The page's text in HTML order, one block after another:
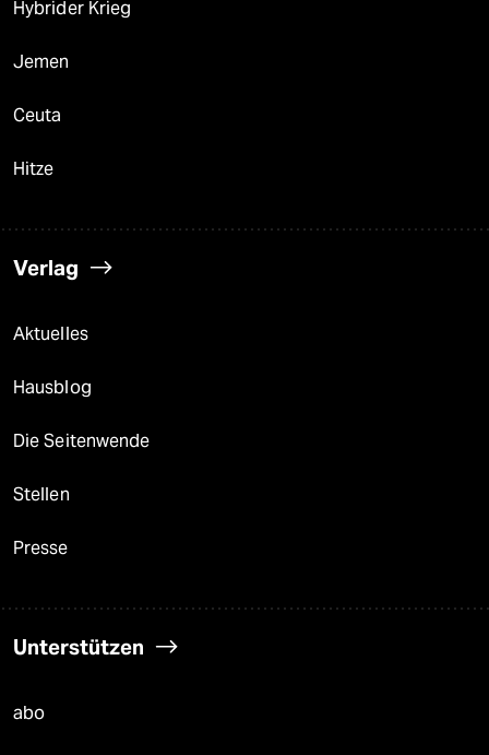
Hybrider Krieg
Jemen
Ceuta
Hitze
Verlag
Aktuelles
Hausblog
Die Seitenwende
Stellen
Presse
Unterstützen
abo